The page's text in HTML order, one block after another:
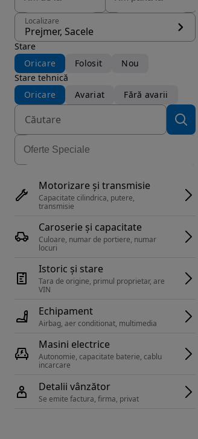
Localizare
Prejmer, Sacele
Stare
Oricare
Folosit
Nou
Stare tehnică
Oricare
Avariat Fără avarii
Motorizare și transmisie
Capacitate cilindrica, putere,
transmisie
Caroserie și capacitate
Culoare, numar de portiere, numar
locuri
Istoric și stare
Tara de origine, primul proprietar, are
Echipament
Airbag, aer conditionat, multimedia
Masini electrice
Autonomie, capacitate baterie, cablu
Detalii vânzător
Se emite factura, firma, privat